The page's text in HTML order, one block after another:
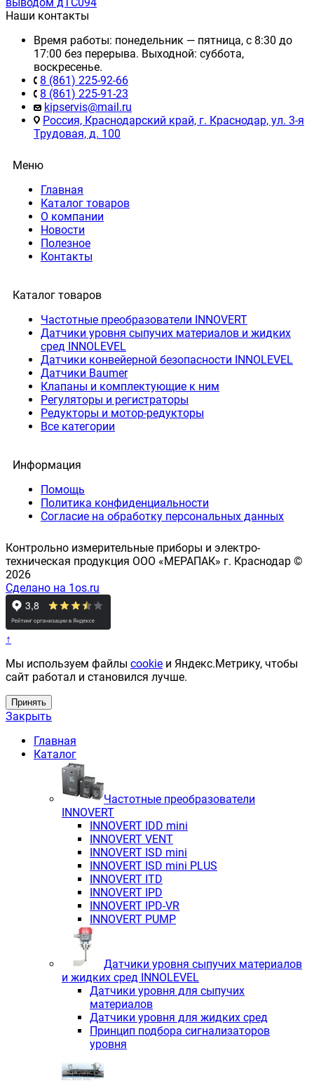
Наши контакты
Время работы: понедельник — пятница, с 8:30 до
17:00 без перерыва. Выходной: суббота,
воскресенье.
8 (861) 225-92-66
8 (861) 225-91-23
kipservis@mail.ru
Россия, Краснодарский край, г. Краснодар, ул. 3-я
Трудовая, д. 100
Меню
Главная
Каталог товаров
О компании
Новости
Полезное
Контакты
Каталог товаров
Частотные преобразователи INNOVERT
Датчики уровня сыпучих материалов и жидких
сред INNOLEVEL
Датчики конвейерной безопасности INNOLEVEL
Датчики Baumer
Клапаны и комплектующие к ним
Регуляторы и регистраторы
Редукторы и мотор-редукторы
Все категории
Информация
Помощь
Политика конфиденциальности
Согласие на обработку персональных данных
Контрольно измерительные приборы и электро-
техническая продукция ООО «МЕРАПАК» г. Краснодар ©
2026
Сделано на 1os.ru
↑
Мы используем файлы cookie и Яндекс.Метрику, чтобы
сайт работал и становился лучше.
Принять
Закрыть
Главная
Каталог
Частотные преобразователи
INNOVERT
INNOVERT IDD mini
INNOVERT VENT
INNOVERT ISD mini
INNOVERT ISD mini PLUS
INNOVERT ITD
INNOVERT IРD
INNOVERT IРD-VR
INNOVERT PUMP
Датчики уровня сыпучих материалов
и жидких сред INNOLEVEL
Датчики уровня для сыпучих
материалов
Датчики уровня для жидких сред
Принцип подбора сигнализаторов
уровня